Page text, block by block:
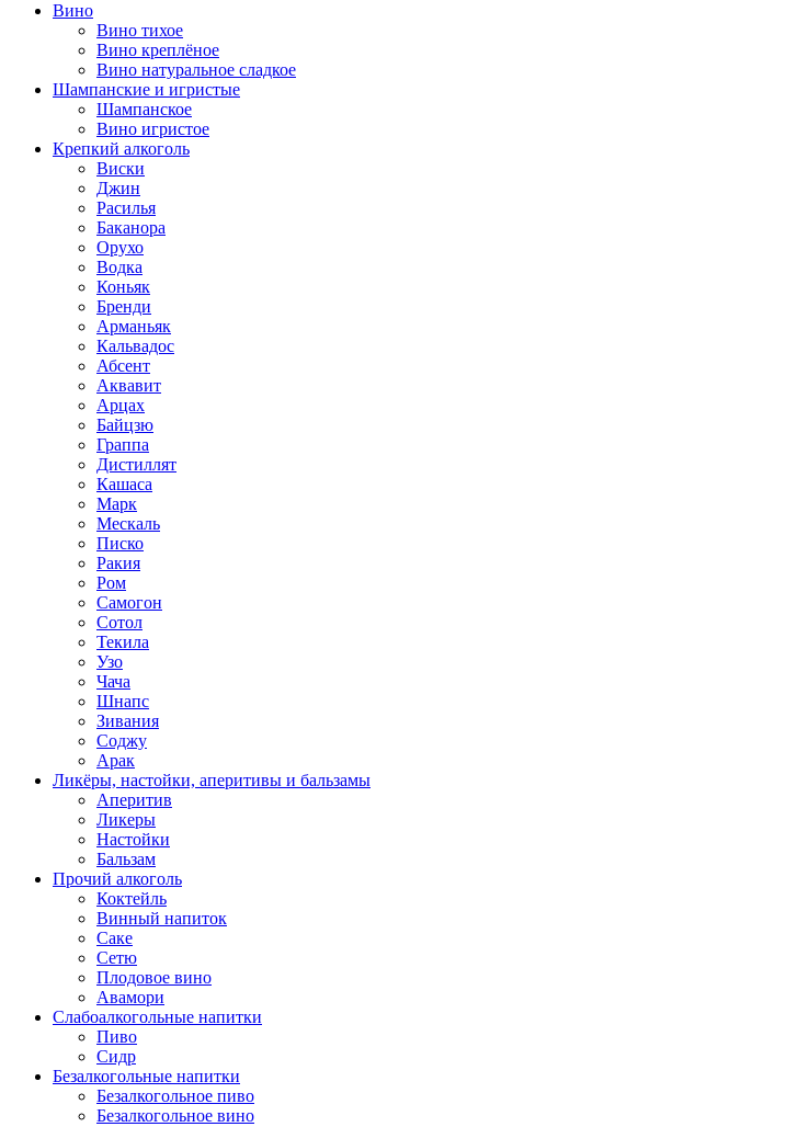
Вино
Вино тихое
Вино креплёное
Вино натуральное сладкое
Шампанские и игристые
Шампанское
Вино игристое
Крепкий алкоголь
Виски
Джин
Расилья
Баканора
Орухо
Водка
Коньяк
Бренди
Арманьяк
Кальвадос
Абсент
Аквавит
Арцах
Байцзю
Граппа
Дистиллят
Кашаса
Марк
Мескаль
Писко
Ракия
Ром
Самогон
Сотол
Текила
Узо
Чача
Шнапс
Зивания
Соджу
Арак
Ликёры, настойки, аперитивы и бальзамы
Аперитив
Ликеры
Настойки
Бальзам
Прочий алкоголь
Коктейль
Винный напиток
Саке
Сетю
Плодовое вино
Авамори
Слабоалкогольные напитки
Пиво
Сидр
Безалкогольные напитки
Безалкогольное пиво
Безалкогольное вино